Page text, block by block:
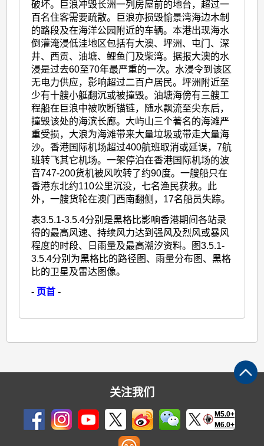
破坏。巨浪冲毁长洲一列房屋前的地台，超过一
百名住客需要疏散。巨浪亦损毁愉景湾海边木制
的路段及在海洋公园附近的车辆。本港出现海水
倒灌淹浸低洼地区包括有大澳、坪洲、屯门、深
井、西贡、油塘、鲤鱼门及柴湾。据报大澳的水
浸是过去60至70年最严重的一次。水浸令到该区
无电力供应，影响超过二百户居民。坪洲附近至
少有十艘小艇翻沉或被撞毁。油塘海傍有三艘工
程船在巨浪中被吹断锚链，随水飘流至尖东后，
撞毁该处的海滨长廊。大屿山三个著名的海滩严
重受损，大浪为海滩带来大量垃圾或带走大量海
沙。香港国际机场超过400航班取消或延误，7航
班转飞其它机场。一架停泊在香港国际机场的波
音747-200货机被风吹转了约90度。一艘船只在
香港东北约110公里沉没，七名渔民获救。此
外，一艘货轮在澳门西南翻侧，17名船员失踪。
表3.5.1-3.5.4分别是黑格比影响香港期间各站录
得的最高风速、持续风力达到强风及烈风或暴风
程度的时段、日雨量及最高潮汐资料。图3.5.1-
3.5.4分别为黑格比的路径图、雨量分布图、黑格
比的卫星及雷达图像。
- 页首 -
关注我们
M5.0+
M6.0+